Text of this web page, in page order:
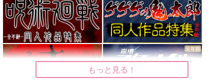
【オリジナル】 【東京卍リベンジャーズ】
もっと見る！